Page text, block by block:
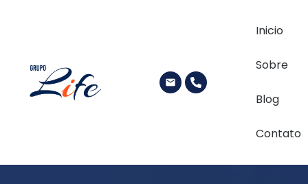
Inicio
Sobre
Blog
Contato